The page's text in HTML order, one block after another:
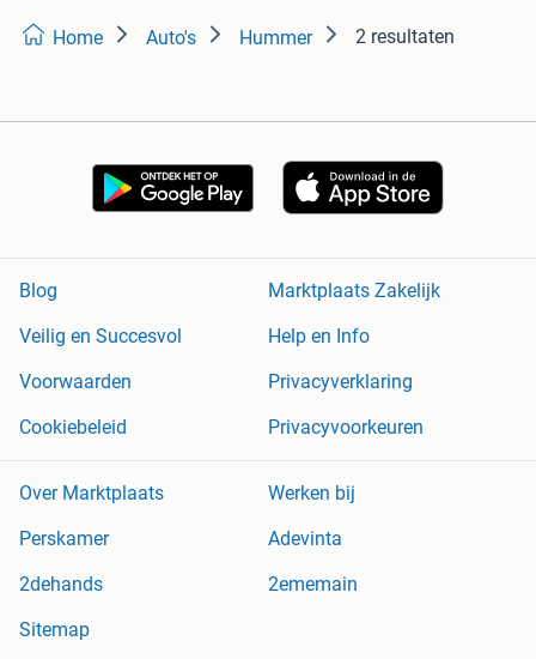
Home Auto's Hummer 2 resultaten
Blog
Marktplaats Zakelijk
Veilig en Succesvol
Help en Info
Voorwaarden
Privacyverklaring
Cookiebeleid
Privacyvoorkeuren
Over Marktplaats
Werken bij
Perskamer
Adevinta
2dehands
2ememain
Sitemap